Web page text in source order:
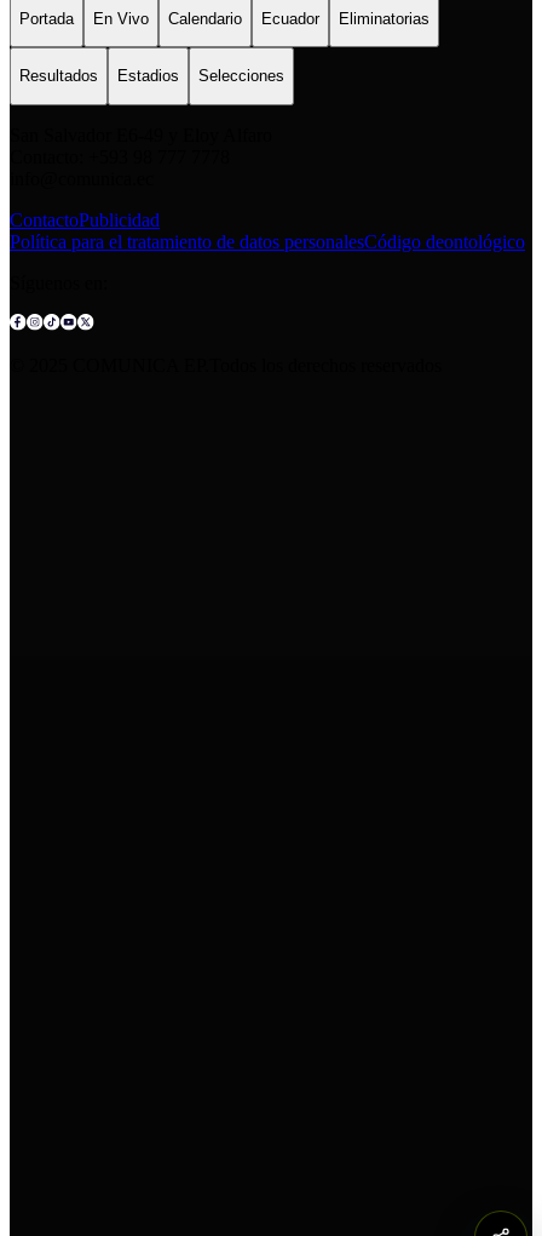
Portada En Vivo Calendario Ecuador Eliminatorias
Resultados Estadios Selecciones
ContactoPublicidad
Política para el tratamiento de datos personalesCódigo deontológico